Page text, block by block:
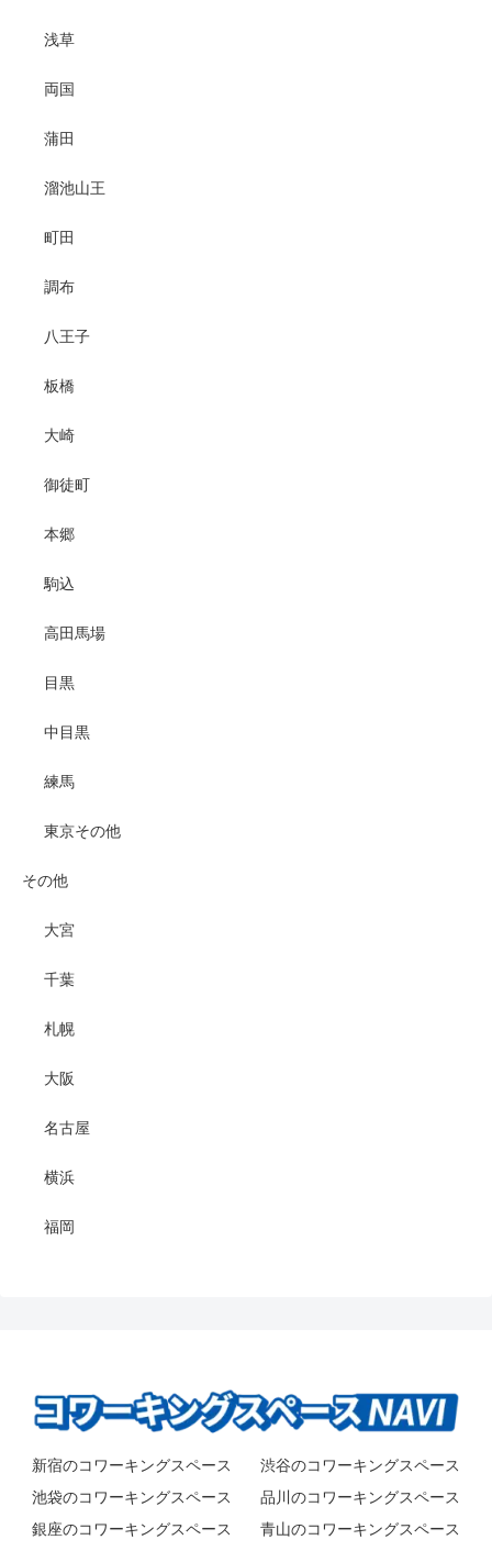
浅草
両国
蒲田
溜池山王
町田
調布
八王子
板橋
大崎
御徒町
本郷
駒込
高田馬場
目黒
中目黒
練馬
東京その他
その他
大宮
千葉
札幌
大阪
名古屋
横浜
福岡
新宿のコワーキングスペース
渋谷のコワーキングスペース
池袋のコワーキングスペース
品川のコワーキングスペース
銀座のコワーキングスペース
青山のコワーキングスペース